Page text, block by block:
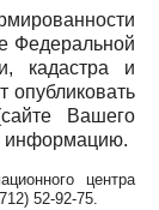
Федеральной
кадастра и
опубликовать
Вашего
информацию.
центра
52-92-75.